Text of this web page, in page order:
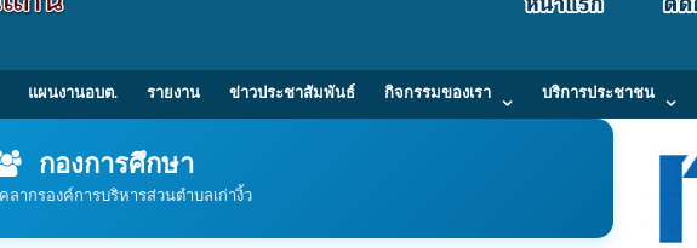
แผนงานอบต. รายงาน ข่าวประชาสัมพันธ์ กิจกรรมของเรา บริการประชาชน
กองการศึกษา
ลากรองค์การบริหารส่วนตำบลเก่างิ้ว